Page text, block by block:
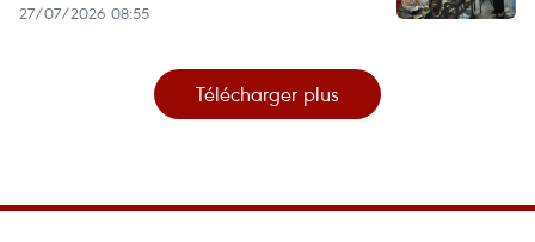
27/07/2026 08:55
Télécharger plus